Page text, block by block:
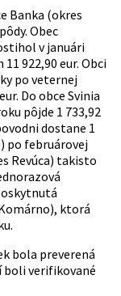
Banka (okres
Obec
v januári
922,90 eur. Obci
po veternej
Do obce Svinia
pôjde 1 733,92
dostane 1
po februárovej
Revúca) takisto
ktorá
bola preverená
boli verifikované